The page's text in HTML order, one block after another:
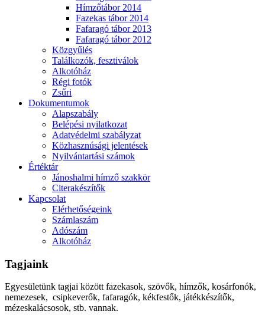
Hímzőtábor 2014
Fazekas tábor 2014
Fafaragó tábor 2013
Fafaragó tábor 2012
Közgyűlés
Találkozók, fesztiválok
Alkotóház
Régi fotók
Zsűri
Dokumentumok
Alapszabály
Belépési nyilatkozat
Adatvédelmi szabályzat
Közhasznúsági jelentések
Nyilvántartási számok
Értéktár
Jánoshalmi hímző szakkör
Citerakészítők
Kapcsolat
Elérhetőségeink
Számlaszám
Adószám
Alkotóház
Tagjaink
Egyesületünk tagjai között fazekasok, szövők, hímzők, kosárfonók,
nemezesek, csipkeverők, fafaragók, kékfestők, játékkészítők,
mézeskalácsosok, stb. vannak.